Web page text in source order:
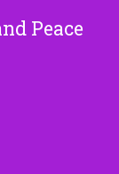
Peace